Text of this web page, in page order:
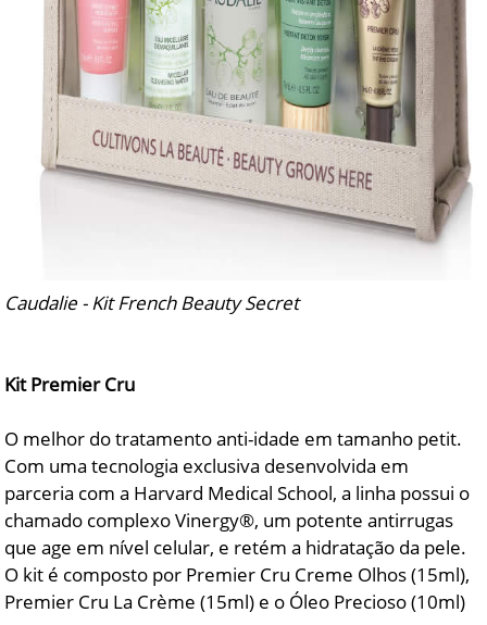
Caudalie - Kit French Beauty Secret
Kit Premier Cru
O melhor do tratamento anti-idade em tamanho petit.
Com uma tecnologia exclusiva desenvolvida em
parceria com a Harvard Medical School, a linha possui o
chamado complexo Vinergy®, um potente antirrugas
que age em nível celular, e retém a hidratação da pele.
O kit é composto por Premier Cru Creme Olhos (15ml),
Premier Cru La Crème (15ml) e o Óleo Precioso (10ml)